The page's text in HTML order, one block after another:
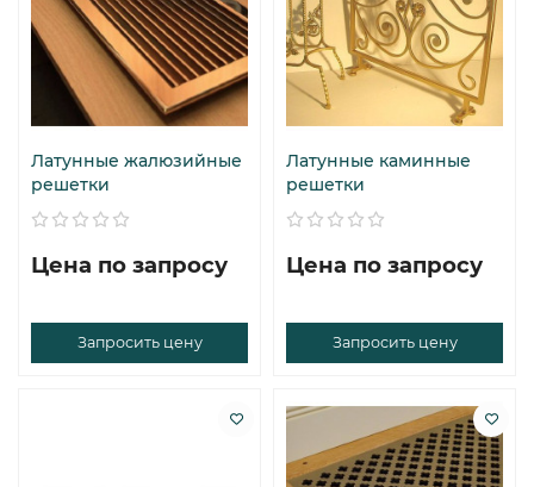
Латунные жалюзийные
решетки
Цена по запросу
Запросить цену
Латунные каминные
решетки
Цена по запросу
Запросить цену